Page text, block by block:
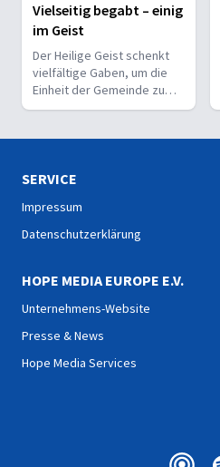
Vielseitig begabt – einig
im Geist
Der Heilige Geist schenkt
vielfältige Gaben, um die
Einheit der Gemeinde zu
stärken und sie zu
Menschen zu bekennen.
SERVICE
Impressum
Datenschutzerklärung
HOPE MEDIA EUROPE E.V.
Unternehmens-Website
Presse & News
Hope Media Services